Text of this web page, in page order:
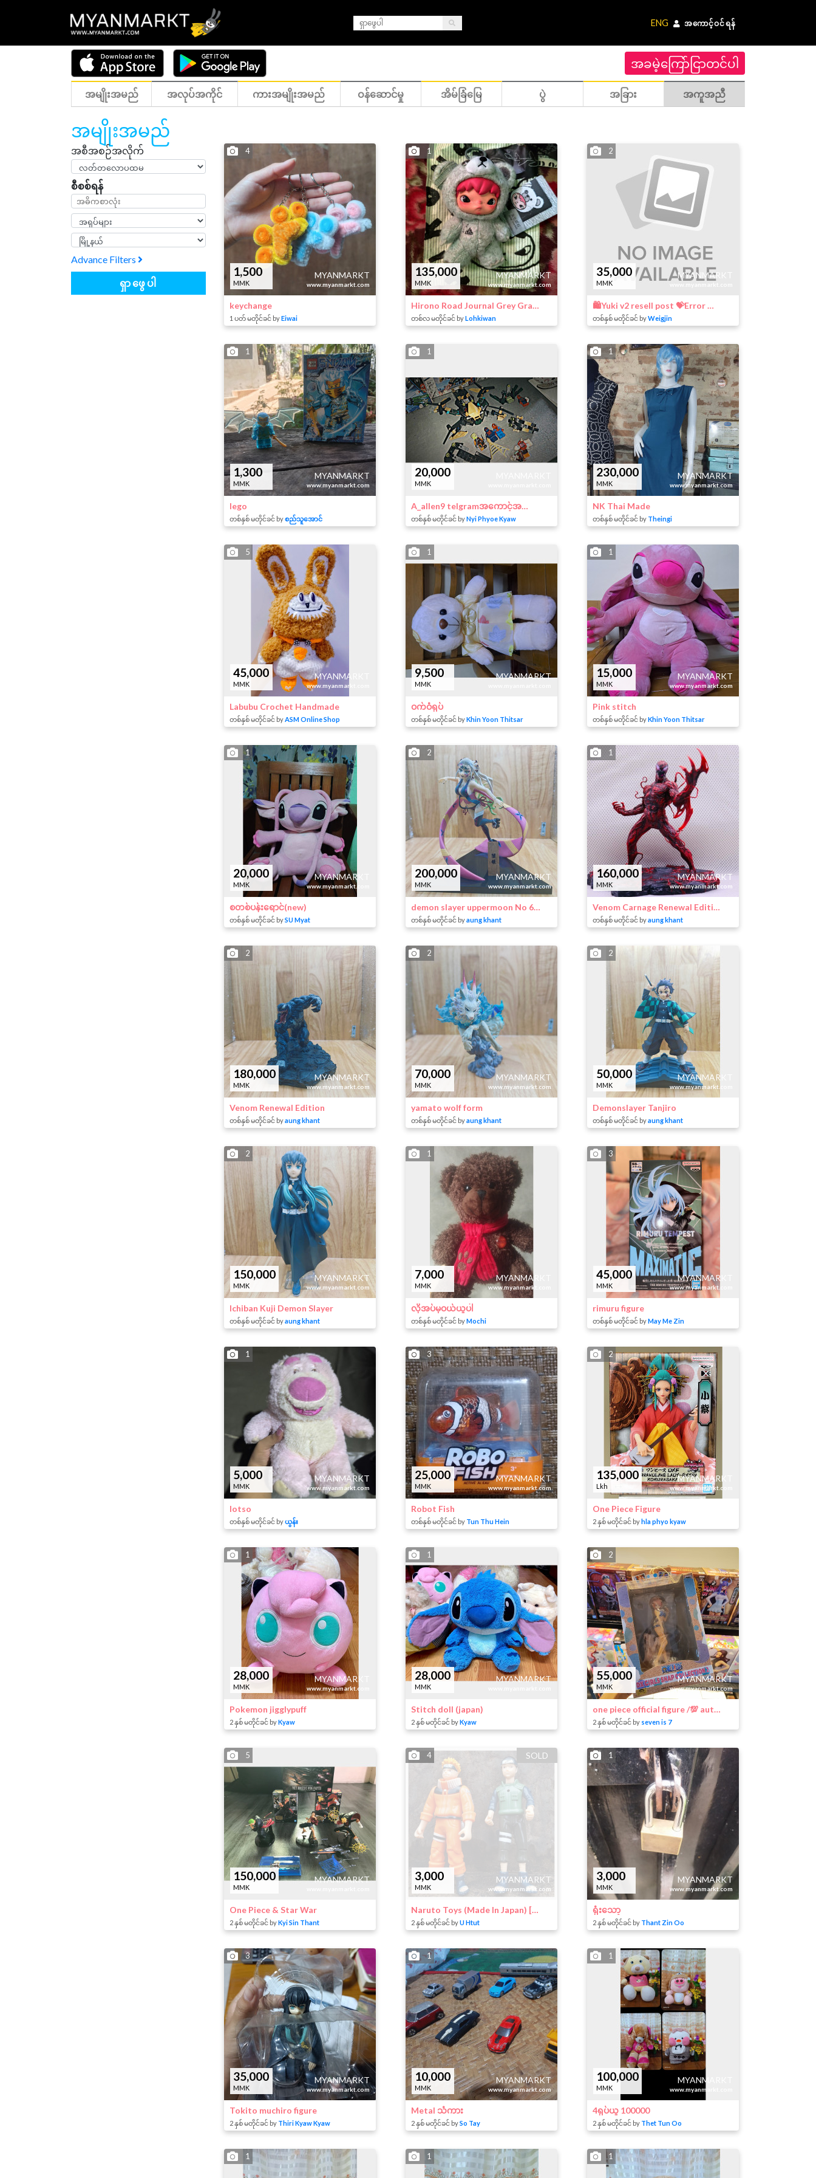
ENG အကောင့်ဝင်ရန်
အခမဲ့ကြော်ငြာတင်ပါ
အမျိုးအမည် အလုပ်အကိုင် ကားအမျိုးအမည် ဝန်ဆောင်မှု အိမ်ခြံမြေ ပွဲ အခြား အကူအညီ
အမျိုးအမည်
အစီအစဉ်အလိုက်
စီစစ်ရန်
Advance Filters
ရှာဖွေပါ
1,500
MMK
MYANMARKT
www.myanmarkt.com
4
keychange
1 ပတ် မတိုင်ခင် byEiwai
135,000
MMK
MYANMARKT
www.myanmarkt.com
1
Hirono Road Journal Grey Gravel
တစ်လ မတိုင်ခင် byLohkiwan
35,000
MMK
MYANMARKT
www.myanmarkt.com
2
🛍Yuki v2 resell post 💝Error လုံးဝ(လုံးဝ) မပါ ဖောက်ပီးမှ ပြန်ရောင်းလိုက်ရတာမို့ ကျတော်ဝယ်တုန်းက Original ဈေး 40000ks ကနေ အခု 💖35000ks💖 နဲ့ပြန်ရောင်းပါတယ်ဗျ(နှစ်ခုလုံးယူရင် ဈေးညှိနိုင်)
တစ်နှစ် မတိုင်ခင် byWeigjin
1,300
MMK
MYANMARKT
www.myanmarkt.com
1
lego
တစ်နှစ် မတိုင်ခင် byစည်သူအောင်
20,000
MMK
1
A_allen9 telgramအကောင့်အသေးစိတ်မေး
တစ်နှစ် မတိုင်ခင် byNyi Phyoe Kyaw
230,000
MMK
MYANMARKT
www.myanmarkt.com
1
NK Thai Made
တစ်နှစ် မတိုင်ခင် by Theingi
45,000
MMK
MYANMARKT
www.myanmarkt.com
5
Labubu Crochet Handmade
တစ်နှစ် မတိုင်ခင် byASM Online Shop
9,500
MMK
MYANMARKT
1
ဝက်ဝံရုပ်
တစ်နှစ် မတိုင်ခင် byKhin Yoon Thitsar
15,000
MMK
MYANMARKT
www.myanmarkt.com
1
Pink stitch
တစ်နှစ် မတိုင်ခင် byKhin Yoon Thitsar
20,000
MMK
MYANMARKT
www.myanmarkt.com
1
စတစ်ပန်းရောင်(new)
တစ်နှစ် မတိုင်ခင် bySU Myat
200,000
MMK
MYANMARKT
www.myanmarkt.com
2
demon slayer uppermoon No 6 Daka
တစ်နှစ် မတိုင်ခင် byaung khant
160,000
MMK
MYANMARKT
www.myanmarkt.com
1
Venom Carnage Renewal Edition
တစ်နှစ် မတိုင်ခင် byaung khant
180,000
MMK
MYANMARKT
www.myanmarkt.com
2
Venom Renewal Edition
တစ်နှစ် မတိုင်ခင် byaung khant
70,000
MMK
MYANMARKT
www.myanmarkt.com
2
yamato wolf form
တစ်နှစ် မတိုင်ခင် byaung khant
50,000
MMK
MYANMARKT
www.myanmarkt.com
2
Demonslayer Tanjiro
တစ်နှစ် မတိုင်ခင် byaung khant
150,000
MMK
MYANMARKT
www.myanmarkt.com
2
Ichiban Kuji Demon Slayer
တစ်နှစ် မတိုင်ခင် byaung khant
7,000
MMK
MYANMARKT
www.myanmarkt.com
1
လိုအပ်မှဝယ်ယူပါ
တစ်နှစ် မတိုင်ခင် byMochi
45,000
MMK
MYANMARKT
www.myanmarkt.com
3
rimuru figure
တစ်နှစ် မတိုင်ခင် byMay Me Zin
5,000
MMK
MYANMARKT
www.myanmarkt.com
1
lotso
တစ်နှစ် မတိုင်ခင် byယွန်း
25,000
MMK
MYANMARKT
www.myanmarkt.com
3
Robot Fish
တစ်နှစ် မတိုင်ခင် by Tun Thu Hein
135,000
Lkh
MYANMARKT
www.myanmarkt.com
2
One Piece Figure
2 နှစ် မတိုင်ခင် byhla phyo kyaw
28,000
MMK
MYANMARKT
www.myanmarkt.com
1
Pokemon jigglypuff
2 နှစ် မတိုင်ခင် byKyaw
28,000
MMK
MYANMARKT
1
Stitch doll (japan)
2 နှစ် မတိုင်ခင် byKyaw
55,000
MMK
MYANMARKT
www.myanmarkt.com
2
one piece official figure /💯 authentic
2 နှစ် မတိုင်ခင် by seven is 7
150,000
MMK
MYANMARKT
5
One Piece & Star War
2 နှစ် မတိုင်ခင် byKyi Sin Thant
SOLD
3,000
MMK
MYANMARKT
www.myanmarkt.com
4
Naruto Toys (Made In Japan) [2 item=5K] Discount
2 နှစ် မတိုင်ခင် byU Htut
3,000
MMK
MYANMARKT
www.myanmarkt.com
1
ရုံးသော့
2 နှစ် မတိုင်ခင် by Thant Zin Oo
35,000
MMK
MYANMARKT
www.myanmarkt.com
3
Tokito muchiro figure
2 နှစ် မတိုင်ခင် by Thiri Kyaw Kyaw
10,000
MMK
MYANMARKT
www.myanmarkt.com
1
Metal သံကား
2 နှစ် မတိုင်ခင် bySo Tay
100,000
MMK
MYANMARKT
www.myanmarkt.com
1
4ရုပ်ယူ 100000
2 နှစ် မတိုင်ခင် by Thet Tun Oo
1 1 1